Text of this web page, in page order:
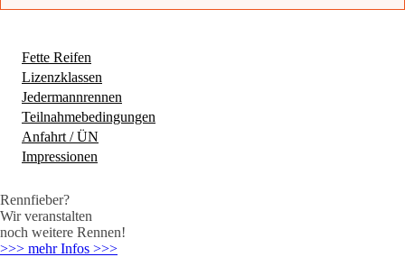
Fette Reifen
Lizenzklassen
Jedermannrennen
Teilnahmebedingungen
Anfahrt / ÜN
Impressionen
Rennfieber?
Wir veranstalten
noch weitere Rennen!
>>> mehr Infos >>>